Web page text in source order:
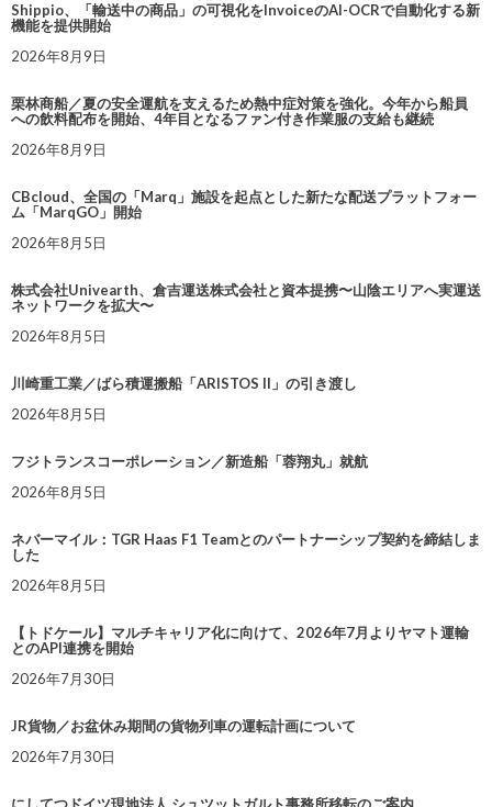
Shippio、「輸送中の商品」の可視化をInvoiceのAI-OCRで自動化する新
機能を提供開始
2026年8月9日
栗林商船／夏の安全運航を支えるため熱中症対策を強化。今年から船員
への飲料配布を開始、4年目となるファン付き作業服の支給も継続
2026年8月9日
CBcloud、全国の「Marq」施設を起点とした新たな配送プラットフォー
ム「MarqGO」開始
2026年8月5日
株式会社Univearth、倉吉運送株式会社と資本提携〜山陰エリアへ実運送
ネットワークを拡大〜
2026年8月5日
川崎重工業／ばら積運搬船「ARISTOS II」の引き渡し
2026年8月5日
フジトランスコーポレーション／新造船「蓉翔丸」就航
2026年8月5日
ネバーマイル：TGR Haas F1 Teamとのパートナーシップ契約を締結しま
した
2026年8月5日
【トドケール】マルチキャリア化に向けて、2026年7月よりヤマト運輸
とのAPI連携を開始
2026年7月30日
JR貨物／お盆休み期間の貨物列車の運転計画について
2026年7月30日